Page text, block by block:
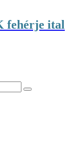
fehérje ital